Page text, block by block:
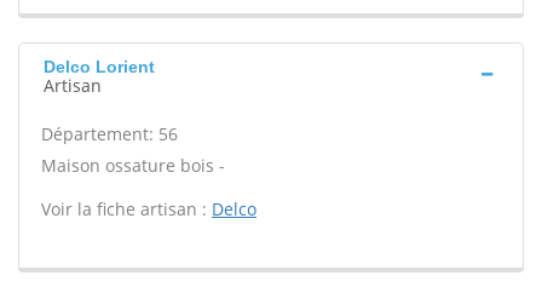
Delco Lorient
Artisan
Département: 56
Maison ossature bois -
Voir la fiche artisan : Delco